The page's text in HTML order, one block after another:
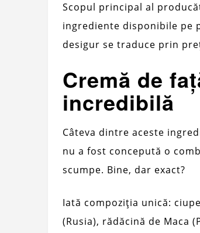
Scopul principal al
ingrediente disponibile pe
desigur se traduce prin
Cremă de
incredibilă
Câteva dintre aceste
nu a fost concepută o
scumpe. Bine, dar exact?
Iată compoziția unică:
(Rusia), rădăcină de Maca